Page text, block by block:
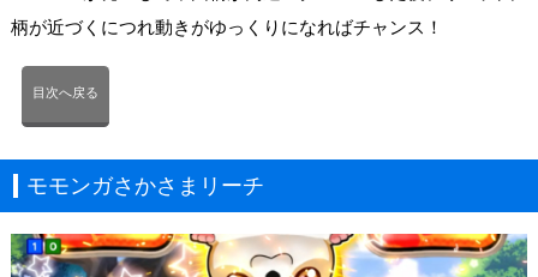
柄が近づくにつれ動きがゆっくりになればチャンス！
目次へ戻る
モモンガさかさまリーチ